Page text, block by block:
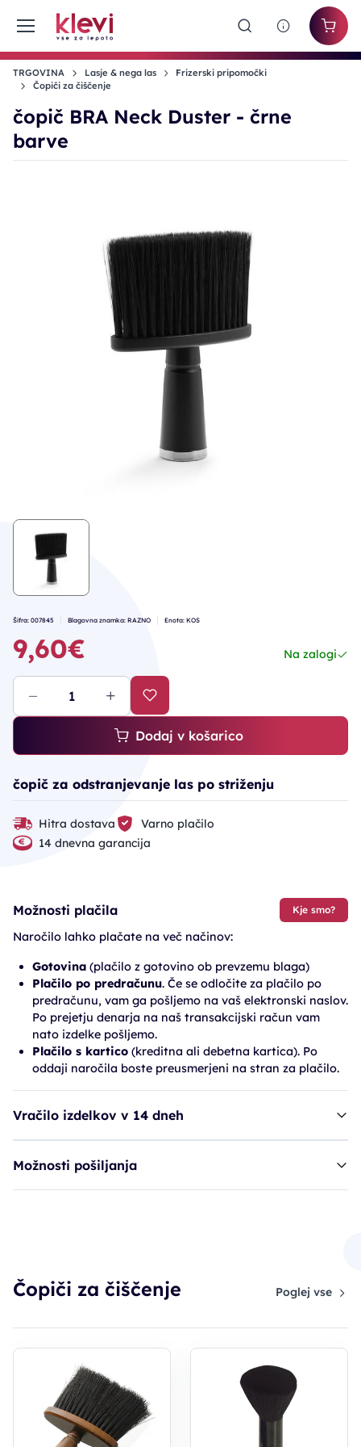
TRGOVINA Lasje & nega las
Frizerski pripomočki
Čopiči za čiščenje
čopič BRA Neck Duster - črne
barve
Šifra: 007845 Blagovna znamka: RAZNO Enota: KOS
9,60€ Na zalogi
Dodaj v košarico
čopič za odstranjevanje las po striženju
Hitra dostava
Varno plačilo
14 dnevna garancija
Možnosti plačila Kje smo?
Naročilo lahko plačate na več načinov:
Gotovina (plačilo z gotovino ob prevzemu blaga)
Plačilo po predračunu. Če se odločite za plačilo po
predračunu, vam ga pošljemo na vaš elektronski naslov.
Po prejetju denarja na naš transakcijski račun vam
nato izdelke pošljemo.
Plačilo s kartico (kreditna ali debetna kartica). Po
oddaji naročila boste preusmerjeni na stran za plačilo.
Vračilo izdelkov v 14 dneh
Možnosti pošiljanja
Čopiči za čiščenje Poglej vse